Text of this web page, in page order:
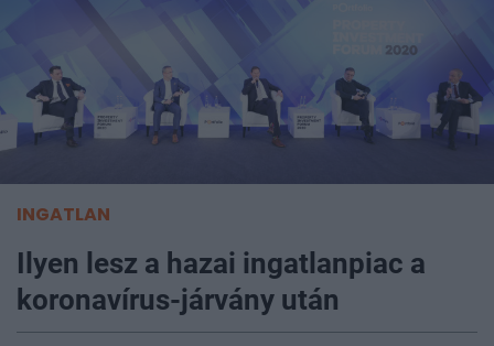
INGATLAN
Ilyen lesz a hazai ingatlanpiac a
koronavírus-járvány után